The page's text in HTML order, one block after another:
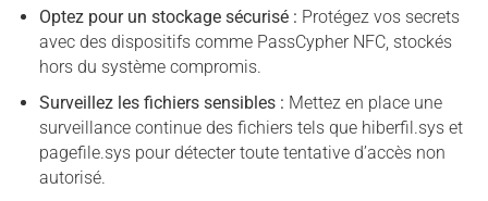
Optez pour un stockage sécurisé : Protégez vos secrets
avec des dispositifs comme PassCypher NFC, stockés
hors du système compromis.
Surveillez les fichiers sensibles : Mettez en place une
surveillance continue des fichiers tels que hiberfil.sys et
pagefile.sys pour détecter toute tentative d’accès non
autorisé.